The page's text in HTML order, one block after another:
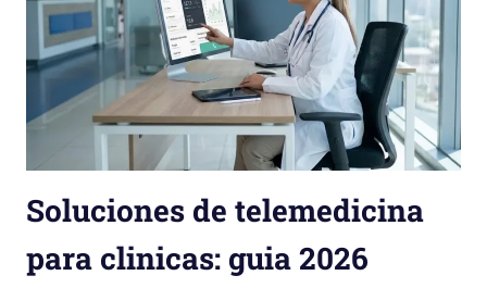
Soluciones de telemedicina
para clinicas: guia 2026